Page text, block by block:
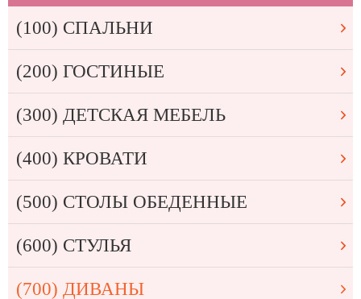
(100) СПАЛЬНИ
(200) ГОСТИНЫЕ
(300) ДЕТСКАЯ МЕБЕЛЬ
(400) КРОВАТИ
(500) СТОЛЫ ОБЕДЕННЫЕ
(600) СТУЛЬЯ
(700) ДИВАНЫ